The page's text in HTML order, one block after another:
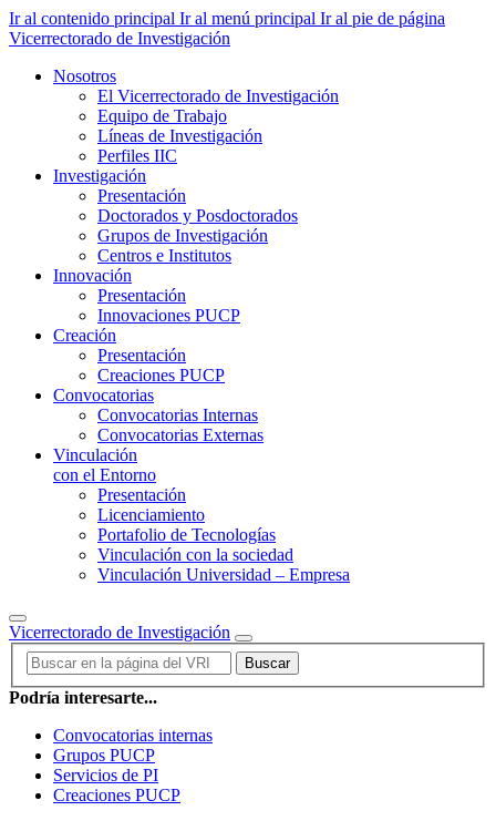
Ir al contenido principal Ir al menú principal Ir al pie de página
Vicerrectorado de Investigación
Nosotros
El Vicerrectorado de Investigación
Equipo de Trabajo
Líneas de Investigación
Perfiles IIC
Investigación
Presentación
Doctorados y Posdoctorados
Grupos de Investigación
Centros e Institutos
Innovación
Presentación
Innovaciones PUCP
Creación
Presentación
Creaciones PUCP
Convocatorias
Convocatorias Internas
Convocatorias Externas
Vinculación
con el Entorno
Presentación
Licenciamiento
Portafolio de Tecnologías
Vinculación con la sociedad
Vinculación Universidad – Empresa
Vicerrectorado de Investigación
Buscar
Podría interesarte...
Convocatorias internas
Grupos PUCP
Servicios de PI
Creaciones PUCP